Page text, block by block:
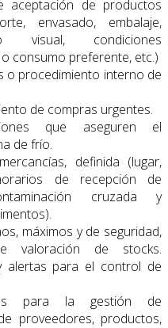
aceptación de productos
envasado, embalaje,
visual, condiciones
consumo preferente, etc.)
o procedimiento interno de
de compras urgentes.
que aseguren el
de frío.
definida (lugar,
de recepción de
cruzada y
máximos y de seguridad,
valoración de stocks.
alertas para el control de
para la gestión de
proveedores, productos,